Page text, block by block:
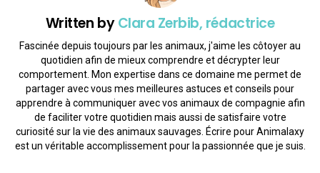
Written byClara Zerbib, rédactrice
Fascinée depuis toujours par les animaux, j'aime les côtoyer au
quotidien afin de mieux comprendre et décrypter leur
comportement. Mon expertise dans ce domaine me permet de
partager avec vous mes meilleures astuces et conseils pour
apprendre à communiquer avec vos animaux de compagnie afin
de faciliter votre quotidien mais aussi de satisfaire votre
curiosité sur la vie des animaux sauvages. Écrire pour Animalaxy
est un véritable accomplissement pour la passionnée que je suis.